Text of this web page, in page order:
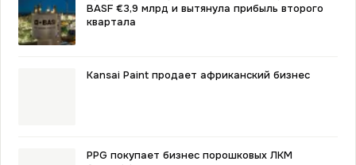
BASF €3,9 млрд и вытянула прибыль второго
квартала
Kansai Paint продает африканский бизнес
PPG покупает бизнес порошковых ЛКМ